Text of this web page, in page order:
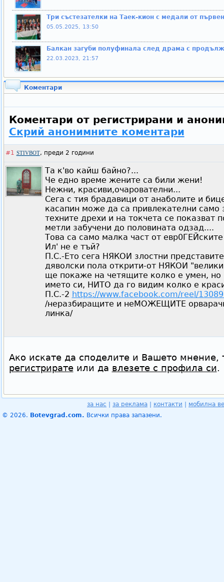
Три състезателки на Таек-кион с медали от
05.05.2025, 13:50
Балкан загуби полуфинала след драма с
22.03.2023, 21:57
Коментари
Коментари от регистрирани и
Скрий анонимните коментари
#1 STIVBOT, преди 2 години
Та к'во кайш байно?...
Че едно време жените са били жени!
Нежни, красиви,очарователни...
Сега с тия брадавици от анаболите и
касапин може да са привлекателни само
техните дрехи и на токчета се показват
метли забучени до половината одзад....
Това са само малка част от
Ил' не е тъй?
П.С.-Ето сега НЯКОИ злостни
дяволски пола открити-от НЯКОИ
ще покаже на четящите колко е умен,
името си, НИТО да го видим колко е
П.С.-2 https://www.facebook.com/reel/
/неразбиращите и неМОЖЕЩИТЕ
линка/
Ако искате да споделите и Вашето мнение,
регистриратеили да влезете с профила си.
за нас за реклама контакти
мобилна
© 2026. Botevgrad.com. Всички права запазени.